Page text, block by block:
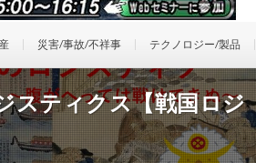
災害/事故/不祥事 テクノロジー/製品
スティクス【戦国ロジ